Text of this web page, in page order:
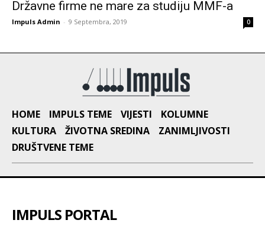
Državne firme ne mare za studiju MMF-a
Impuls Admin - 9 Septembra, 2019 0
HOME IMPULS TEME VIJESTI
KOLUMNE
KULTURA
ŽIVOTNA SREDINA
ZANIMLJIVOSTI
DRUŠTVENE TEME
IMPULS PORTAL